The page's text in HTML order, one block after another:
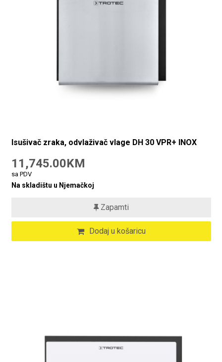
Isušivač zraka, odvlaživač vlage DH 30 VPR+ INOX
11,745.00KM
sa PDV
Na skladištu u Njemačkoj
Zapamti
Dodaj u košaricu